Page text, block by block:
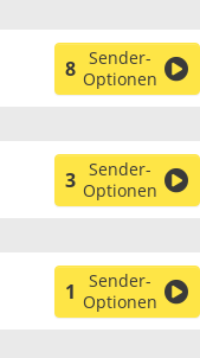
8 Sender-
Optionen
3 Sender-
Optionen
1
Sender-
Optionen